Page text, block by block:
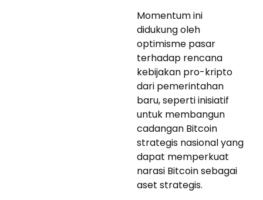
Momentum ini
didukung oleh
optimisme pasar
terhadap rencana
kebijakan pro-kripto
dari pemerintahan
baru, seperti inisiatif
untuk membangun
cadangan Bitcoin
strategis nasional yang
dapat memperkuat
narasi Bitcoin sebagai
aset strategis.